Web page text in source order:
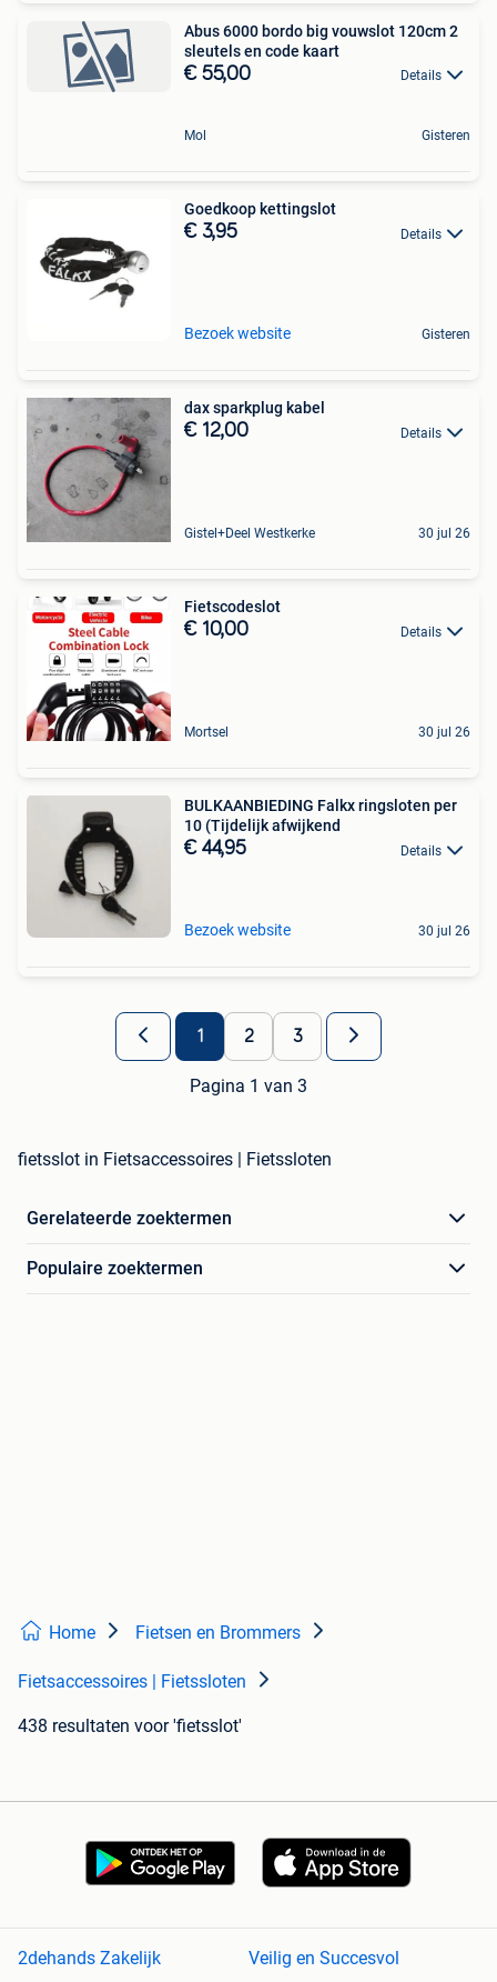
Abus 6000 bordo big vouwslot 120cm 2
sleutels en code kaart
€ 55,00 Details
Mol Gisteren
Goedkoop kettingslot
€ 3,95 Details
Bezoek website Gisteren
dax sparkplug kabel
€ 12,00 Details
Gistel+Deel Westkerke 30 jul 26
Fietscodeslot
€ 10,00 Details
Mortsel 30 jul 26
BULKAANBIEDING Falkx ringsloten per
10 (Tijdelijk afwijkend
€ 44,95 Details
Bezoek website 30 jul 26
1 2 3
Pagina 1 van 3
fietsslot in Fietsaccessoires | Fietssloten
Gerelateerde zoektermen
Populaire zoektermen
Home Fietsen en Brommers
Fietsaccessoires | Fietssloten
438 resultaten voor 'fietsslot'
2dehands Zakelijk Veilig en Succesvol